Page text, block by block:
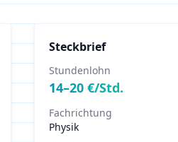
Steckbrief
Stundenlohn
14–20 €/Std.
Fachrichtung
Physik